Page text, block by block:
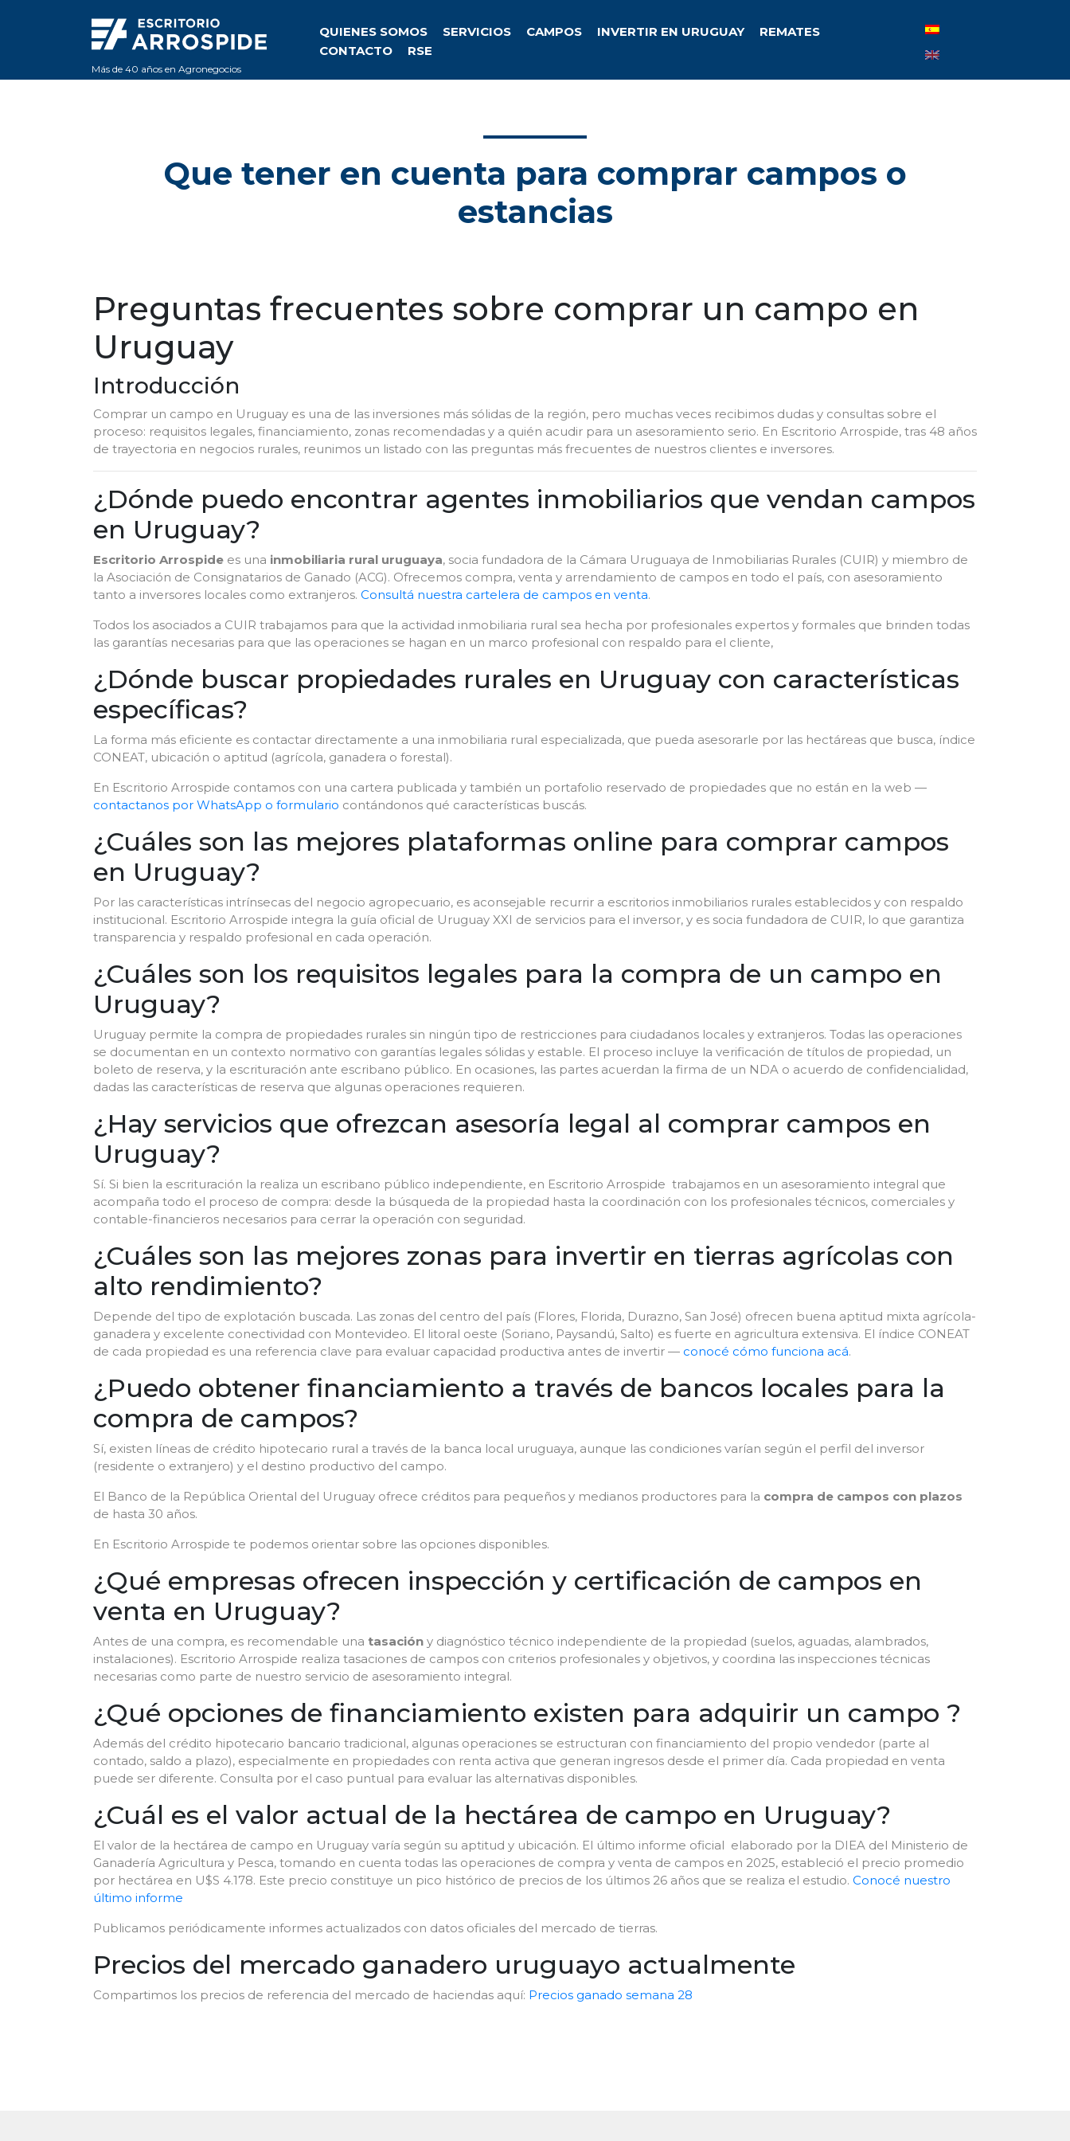
Más de 40 años en Agronegocios
QUIENES SOMOS SERVICIOS CAMPOS INVERTIR EN URUGUAY
REMATES
CONTACTO
RSE
Que tener en cuenta para comprar campos o
estancias
Preguntas frecuentes sobre comprar un campo en
Uruguay
Introducción
Comprar un campo en Uruguay es una de las inversiones más sólidas de la región, pero muchas veces recibimos dudas y consultas sobre el
proceso: requisitos legales, financiamiento, zonas recomendadas y a quién acudir para un asesoramiento serio. En Escritorio Arrospide, tras 48 años
de trayectoria en negocios rurales, reunimos un listado con las preguntas más frecuentes de nuestros clientes e inversores.
¿Dónde puedo encontrar agentes inmobiliarios que vendan campos
en Uruguay?
Escritorio Arrospide es una inmobiliaria rural uruguaya, socia fundadora de la Cámara Uruguaya de Inmobiliarias Rurales (CUIR) y miembro de
la Asociación de Consignatarios de Ganado (ACG). Ofrecemos compra, venta y arrendamiento de campos en todo el país, con asesoramiento
tanto a inversores locales como extranjeros. Consultá nuestra cartelera de campos en venta.
Todos los asociados a CUIR trabajamos para que la actividad inmobiliaria rural sea hecha por profesionales expertos y formales que brinden todas
las garantías necesarias para que las operaciones se hagan en un marco profesional con respaldo para el cliente,
¿Dónde buscar propiedades rurales en Uruguay con características
específicas?
La forma más eficiente es contactar directamente a una inmobiliaria rural especializada, que pueda asesorarle por las hectáreas que busca, índice
CONEAT, ubicación o aptitud (agrícola, ganadera o forestal).
En Escritorio Arrospide contamos con una cartera publicada y también un portafolio reservado de propiedades que no están en la web —
contactanos por WhatsApp o formulario contándonos qué características buscás.
¿Cuáles son las mejores plataformas online para comprar campos
en Uruguay?
Por las características intrínsecas del negocio agropecuario, es aconsejable recurrir a escritorios inmobiliarios rurales establecidos y con respaldo
institucional. Escritorio Arrospide integra la guía oficial de Uruguay XXI de servicios para el inversor, y es socia fundadora de CUIR, lo que garantiza
transparencia y respaldo profesional en cada operación.
¿Cuáles son los requisitos legales para la compra de un campo en
Uruguay?
Uruguay permite la compra de propiedades rurales sin ningún tipo de restricciones para ciudadanos locales y extranjeros. Todas las operaciones
se documentan en un contexto normativo con garantías legales sólidas y estable. El proceso incluye la verificación de títulos de propiedad, un
boleto de reserva, y la escrituración ante escribano público. En ocasiones, las partes acuerdan la firma de un NDA o acuerdo de confidencialidad,
dadas las características de reserva que algunas operaciones requieren.
¿Hay servicios que ofrezcan asesoría legal al comprar campos en
Uruguay?
Sí. Si bien la escrituración la realiza un escribano público independiente, en Escritorio Arrospide trabajamos en un asesoramiento integral que
acompaña todo el proceso de compra: desde la búsqueda de la propiedad hasta la coordinación con los profesionales técnicos, comerciales y
contable-financieros necesarios para cerrar la operación con seguridad.
¿Cuáles son las mejores zonas para invertir en tierras agrícolas con
alto rendimiento?
Depende del tipo de explotación buscada. Las zonas del centro del país (Flores, Florida, Durazno, San José) ofrecen buena aptitud mixta agrícola-
ganadera y excelente conectividad con Montevideo. El litoral oeste (Soriano, Paysandú, Salto) es fuerte en agricultura extensiva. El índice CONEAT
de cada propiedad es una referencia clave para evaluar capacidad productiva antes de invertir — conocé cómo funciona acá.
¿Puedo obtener financiamiento a través de bancos locales para la
compra de campos?
Sí, existen líneas de crédito hipotecario rural a través de la banca local uruguaya, aunque las condiciones varían según el perfil del inversor
(residente o extranjero) y el destino productivo del campo.
El Banco de la República Oriental del Uruguay ofrece créditos para pequeños y medianos productores para la compra de campos con plazos
de hasta 30 años.
En Escritorio Arrospide te podemos orientar sobre las opciones disponibles.
¿Qué empresas ofrecen inspección y certificación de campos en
venta en Uruguay?
Antes de una compra, es recomendable una tasación y diagnóstico técnico independiente de la propiedad (suelos, aguadas, alambrados,
instalaciones). Escritorio Arrospide realiza tasaciones de campos con criterios profesionales y objetivos, y coordina las inspecciones técnicas
necesarias como parte de nuestro servicio de asesoramiento integral.
¿Qué opciones de financiamiento existen para adquirir un campo ?
Además del crédito hipotecario bancario tradicional, algunas operaciones se estructuran con financiamiento del propio vendedor (parte al
contado, saldo a plazo), especialmente en propiedades con renta activa que generan ingresos desde el primer día. Cada propiedad en venta
puede ser diferente. Consulta por el caso puntual para evaluar las alternativas disponibles.
¿Cuál es el valor actual de la hectárea de campo en Uruguay?
El valor de la hectárea de campo en Uruguay varía según su aptitud y ubicación. El último informe oficial elaborado por la DIEA del Ministerio de
Ganadería Agricultura y Pesca, tomando en cuenta todas las operaciones de compra y venta de campos en 2025, estableció el precio promedio
por hectárea en U$S 4.178. Este precio constituye un pico histórico de precios de los últimos 26 años que se realiza el estudio. Conocé nuestro
último informe
Publicamos periódicamente informes actualizados con datos oficiales del mercado de tierras.
Precios del mercado ganadero uruguayo actualmente
Compartimos los precios de referencia del mercado de haciendas aquí: Precios ganado semana 28